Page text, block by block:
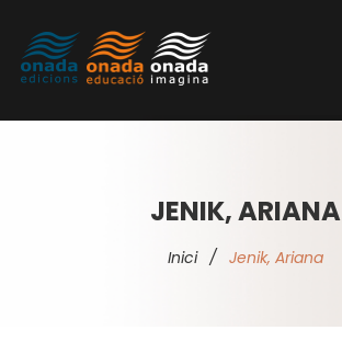
JENIK, ARIANA
Inici / Jenik, Ariana